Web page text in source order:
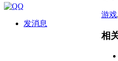
发消息
游戏,
相